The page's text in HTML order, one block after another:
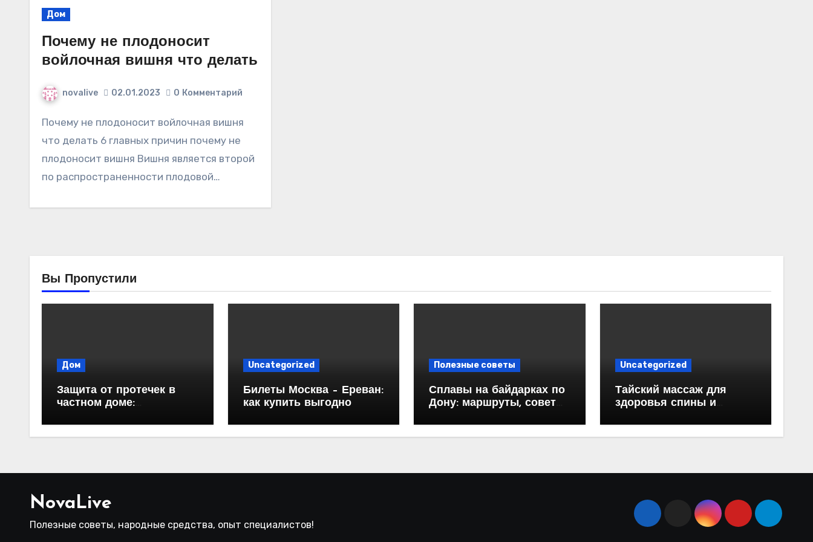
Дом
Почему не плодоносит
войлочная вишня что делать
novalive 02.01.2023 0 Комментарий
Почему не плодоносит войлочная вишня
что делать 6 главных причин почему не
плодоносит вишня Вишня является второй
по распространенности плодовой…
Вы Пропустили
Дом
Защита от протечек в
частном доме:
автоматизация
Uncategorized
Билеты Москва – Ереван:
как купить выгодно
Полезные советы
Сплавы на байдарках по
Дону: маршруты, советы
Uncategorized
Тайский массаж для
здоровья спины и
NovaLive
Полезные советы, народные средства, опыт специалистов!